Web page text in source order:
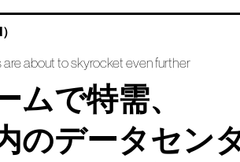
are about to skyrocket even further
ムで特需、
のデータセン